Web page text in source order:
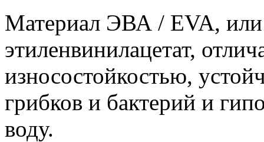
Материал ЭВА / EVA,
этиленвинилацетат,
износостойкостью,
грибков и бактерий и
воду.